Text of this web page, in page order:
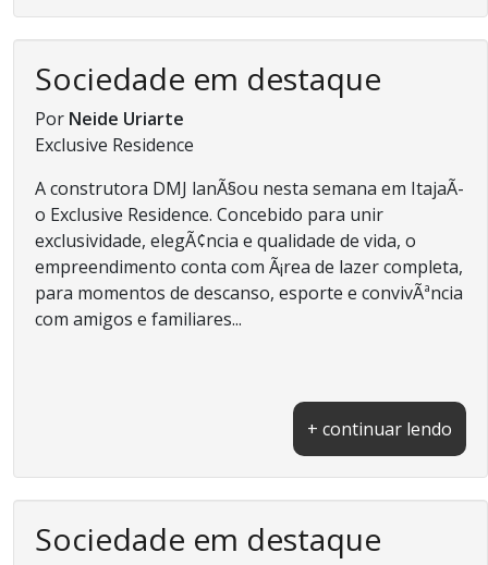
Sociedade em destaque
Por Neide Uriarte
Exclusive Residence
A construtora DMJ lanÃ§ou nesta semana em ItajaÃ­
o Exclusive Residence. Concebido para unir
exclusividade, elegÃ¢ncia e qualidade de vida, o
empreendimento conta com Ã¡rea de lazer completa,
para momentos de descanso, esporte e convivÃªncia
com amigos e familiares...
+ continuar lendo
Sociedade em destaque